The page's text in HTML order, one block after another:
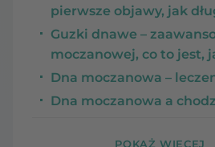
pierwsze objawy, jak
Guzki dnawe –
moczanowej, co to jest,
Dna moczanowa –
Dna moczanowa a